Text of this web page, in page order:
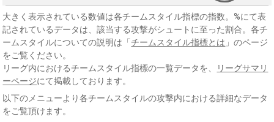
大きく表示されている数値は各チームスタイル指標の指数。%にて表
記されているデータは、該当する攻撃がシュートに至った割合。各チ
ームスタイルについての説明は「 チームスタイル指標とは 」のページ
をご覧ください。
リーグ内におけるチームスタイル指標の一覧データを、
リーグサマリ
ーページにて掲載しております。
以下のメニューより各チームスタイルの攻撃内における詳細なデータ
をご覧頂けます。